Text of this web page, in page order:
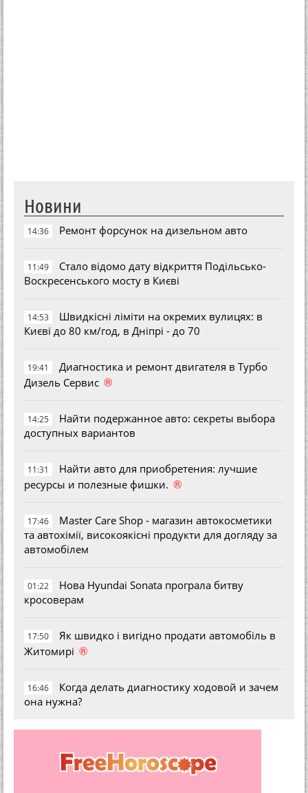
Новини
14:36 Ремонт форсунок на дизельном авто
11:49
Стало відомо дату відкриття Подільсько-
Воскресенського мосту в Києві
14:53
Швидкісні ліміти на окремих вулицях: в
Києві до 80 км/год, в Дніпрі - до 70
19:41
Диагностика и ремонт двигателя в Турбо
Дизель Сервис ®
14:25
Найти подержанное авто: секреты выбора
доступных вариантов
11:31
Найти авто для приобретения: лучшие
ресурсы и полезные фишки. ®
17:46
Master Care Shop - магазин автокосметики
та автохімії, високоякісні продукти для догляду за
автомобілем
01:22
Нова Hyundai Sonata програла битву
кросоверам
17:50
Як швидко і вигідно продати автомобіль в
Житомирі ®
16:46
Когда делать диагностику ходовой и зачем
она нужна?